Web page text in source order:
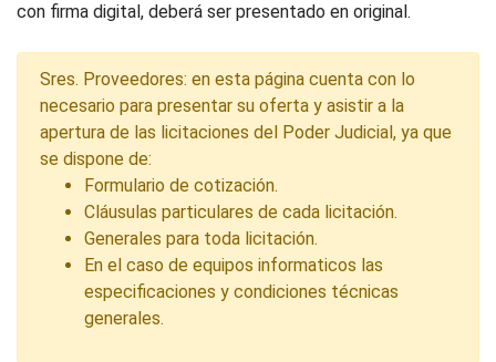
con firma digital, deberá ser presentado en original.
Sres. Proveedores: en esta página cuenta con lo
necesario para presentar su oferta y asistir a la
apertura de las licitaciones del Poder Judicial, ya que
se dispone de:
Formulario de cotización.
Cláusulas particulares de cada licitación.
Generales para toda licitación.
En el caso de equipos informaticos las
especificaciones y condiciones técnicas
generales.